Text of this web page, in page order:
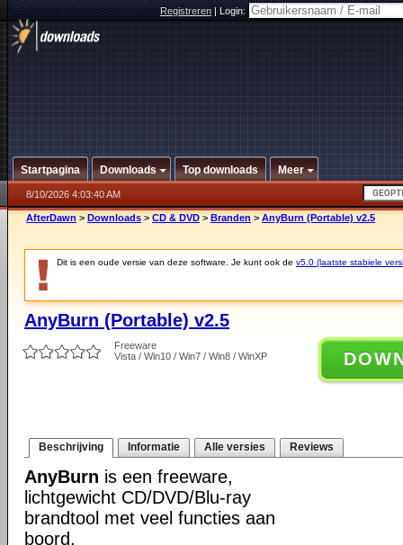
Registreren|Login:
Startpagina Downloads Top downloads Meer
8/10/2026 4:03:40 AM
AfterDawn > Downloads > CD & DVD > Branden > AnyBurn (Portable) v2.5
Dit is een oude versie van deze software. Je kunt ook de v5.0 (laatste stabiele
AnyBurn (Portable) v2.5
Freeware
Vista / Win10 / Win7 / Win8 / WinXP
Beschrijving Informatie Alle versies Reviews
AnyBurn is een freeware,
lichtgewicht CD/DVD/Blu-ray
brandtool met veel functies aan
boord.